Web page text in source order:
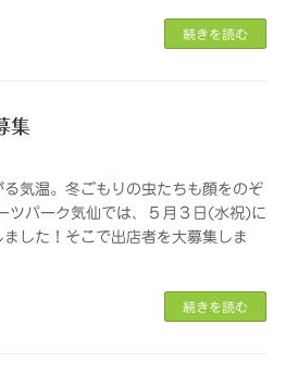
続きを読む
集
気温。冬ごもりの虫たちも顔をのぞ
ツパーク気仙では、５月３日(水祝)に
した！そこで出店者を大募集しま
続きを読む